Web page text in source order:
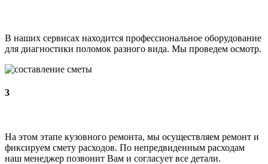
В наших сервисах находится профессиональное оборудование
для диагностики поломок разного вида. Мы проведем осмотр.
3
На этом этапе кузовного ремонта, мы осуществляем ремонт и
фиксируем смету расходов. По непредвиденным расходам
наш менеджер позвонит Вам и согласует все детали.